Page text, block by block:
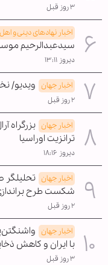
۳ روز قبل
اخبار نهادهای دینی و
سیدعبدالرحیم
دیروز ۱۳:۱۱
اخبار جهان ویدیو/
۲ روز قبل
اخبار جهان بزرگراه
ترانزیت اوراسیا
دیروز ۱۸:۱۶
اخبار جهان تحلیلگر
شکست طرح براندازی
۲ روز قبل
اخبار جهان
با ایران و کاهش
۳ روز قبل